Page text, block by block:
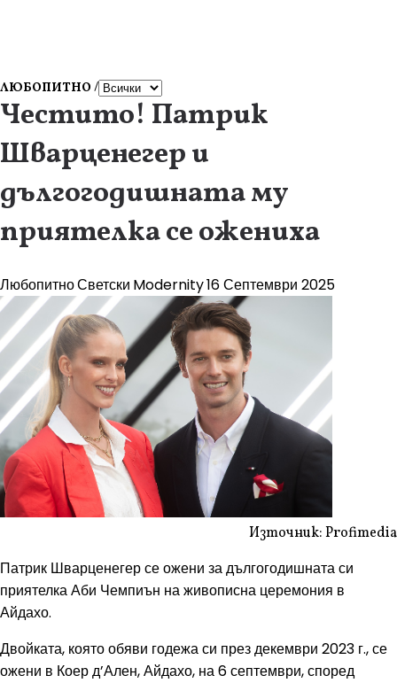
ЛЮБОПИТНО /
Честито! Патрик
Шварценегер и
дългогодишната му
приятелка се ожениха
ЛюбопитноСветски Modernity16 Септември 2025
Източник: Profimedia
Патрик Шварценегер се ожени за дългогодишната си
приятелка Аби Чемпиън на живописна церемония в
Айдахо.
Двойката, която обяви годежа си през декември 2023 г., се
ожени в Коер д’Ален, Айдахо, на 6 септември, според